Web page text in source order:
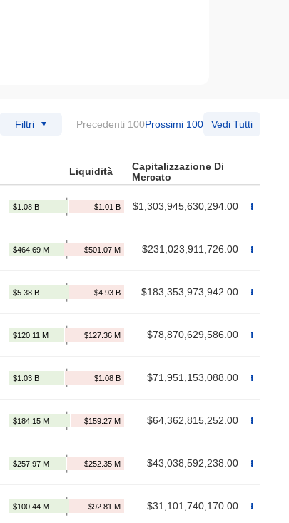
Filtri Precedenti 100Prossimi 100 Vedi Tutti
Liquidità
Capitalizzazione Di
Mercato
$1,303,945,630,294.00
$231,023,911,726.00
$183,353,973,942.00
$78,870,629,586.00
$71,951,153,088.00
$64,362,815,252.00
$43,038,592,238.00
$31,101,740,170.00